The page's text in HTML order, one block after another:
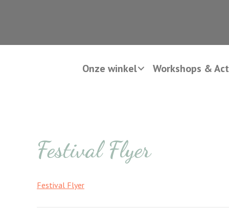
Onze winkel Workshops &
Festival Flyer
Festival Flyer